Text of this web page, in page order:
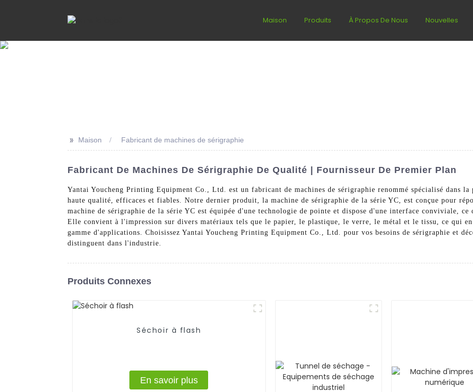
Maison Produits À Propos De Nous Nouvelles
>> Maison Fabricant de machines de sérigraphie
Fabricant De Machines De Sérigraphie De Qualité | Fournisseur De Premier Plan
Yantai Youcheng Printing Equipment Co., Ltd. est un fabricant de machines de sérigraphie renommé spécialisé dans
haute qualité, efficaces et fiables. Notre dernier produit, la machine de sérigraphie de la série YC, est conçue pour
machine de sérigraphie de la série YC est équipée d'une technologie de pointe et dispose d'une interface conviviale,
Elle convient à l'impression sur divers matériaux tels que le papier, le plastique, le verre, le métal et le tissu, ce qui
gamme d'applications. Choisissez Yantai Youcheng Printing Equipment Co., Ltd. pour vos besoins de sérigraphie et
distinguent dans l'industrie.
Produits Connexes
Séchoir à flash
En savoir plus